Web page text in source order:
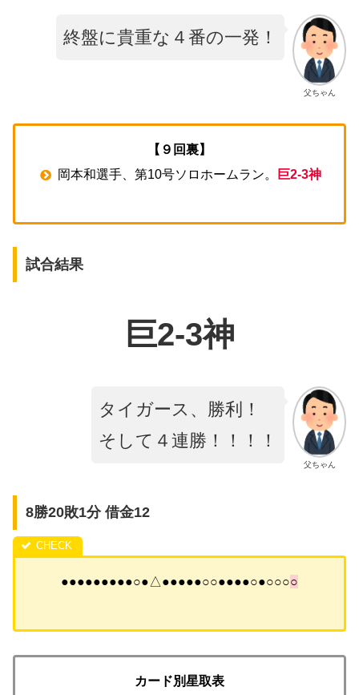
父ちゃん
終盤に貴重な４番の一発！
【９回裏】
岡本和選手、第10号ソロホームラン。
巨2-3神
試合結果
巨2-3神
父ちゃん
タイガース、勝利！
そして４連勝！！！！
8勝20敗1分 借金12
●●●●●●●●●○●△●●●●●○○●●●●○●○○○○
カード別星取表